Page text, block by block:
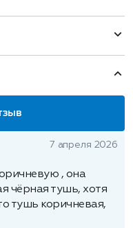
7 апреля 2026
, она
чёрная тушь, хотя
тушь коричневая,